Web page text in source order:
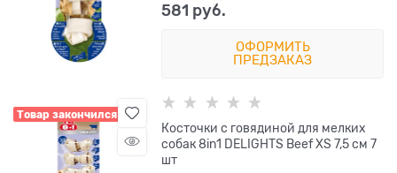
581 руб.
ОФОРМИТЬ
ПРЕДЗАКАЗ
Товар закончился
Косточки с говядиной для мелких
собак 8in1 DELIGHTS Beef XS 7,5 см 7
шт